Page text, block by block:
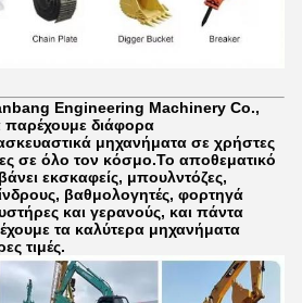
Engineering Machinery Co.,
διάφορα
μηχανήματα σε χρήστες
σε όλο τον κόσμο.Το αποθεματικό
εκσκαφείς, μπουλντόζες,
βαθμολογητές, φορτηγά
και γερανούς, και πάντα
τα καλύτερα μηχανήματα
τιμές.